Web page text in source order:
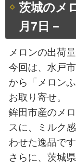
茨城のメ
月7日－
メロンの出荷
今回は、水戸
から「メロン
お取り寄せ。
鉾田市産のメ
スに、ミルク
わせた逸品です
さらに、茨城